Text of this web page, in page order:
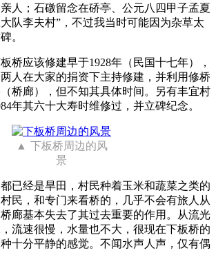
人；石礅留念在硚亭、公元八四甲子孟夏
队李夫村”，不过我当时可能因为杂草太
。
桥应该修建早于1928年（民国十七年），
人在大家的捐资下主持修建，并利用修桥
桥廊），但不知其具体时间。另有丰宜村
年其六十大寿时维修过，并立碑纪念。
下板桥周边的风
景
已经是旱田，村民种着玉米和蔬菜之类的
民，和专门来看桥的，几乎不会有旅人从
廊基本失去了其过去重要的作用。从流光
流速很慢，水量也不大，很现在下板桥的
十分平静的感觉。不闻水声人声，仅有偶